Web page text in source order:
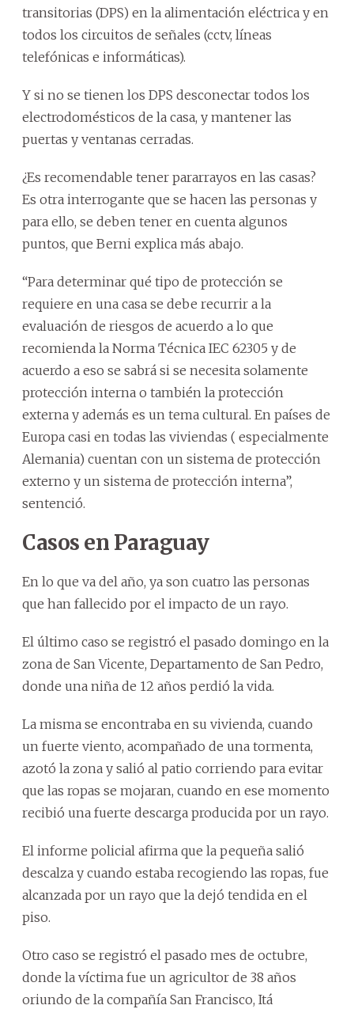
transitorias (DPS) en la alimentación eléctrica y en
todos los circuitos de señales (cctv, líneas
telefónicas e informáticas).
Y si no se tienen los DPS desconectar todos los
electrodomésticos de la casa, y mantener las
puertas y ventanas cerradas.
¿Es recomendable tener pararrayos en las casas?
Es otra interrogante que se hacen las personas y
para ello, se deben tener en cuenta algunos
puntos, que Berni explica más abajo.
“Para determinar qué tipo de protección se
requiere en una casa se debe recurrir a la
evaluación de riesgos de acuerdo a lo que
recomienda la Norma Técnica IEC 62305 y de
acuerdo a eso se sabrá si se necesita solamente
protección interna o también la protección
externa y además es un tema cultural. En países de
Europa casi en todas las viviendas ( especialmente
Alemania) cuentan con un sistema de protección
externo y un sistema de protección interna”,
sentenció.
Casos en Paraguay
En lo que va del año, ya son cuatro las personas
que han fallecido por el impacto de un rayo.
El último caso se registró el pasado domingo en la
zona de San Vicente, Departamento de San Pedro,
donde una niña de 12 años perdió la vida.
La misma se encontraba en su vivienda, cuando
un fuerte viento, acompañado de una tormenta,
azotó la zona y salió al patio corriendo para evitar
que las ropas se mojaran, cuando en ese momento
recibió una fuerte descarga producida por un rayo.
El informe policial afirma que la pequeña salió
descalza y cuando estaba recogiendo las ropas, fue
alcanzada por un rayo que la dejó tendida en el
piso.
Otro caso se registró el pasado mes de octubre,
donde la víctima fue un agricultor de 38 años
oriundo de la compañía San Francisco, Itá